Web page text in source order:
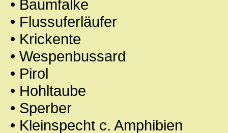
• Baumfalke
• Flussuferläufer
• Krickente
• Wespenbussard
• Pirol
• Hohltaube
• Sperber
• Kleinspecht c. Amphibien